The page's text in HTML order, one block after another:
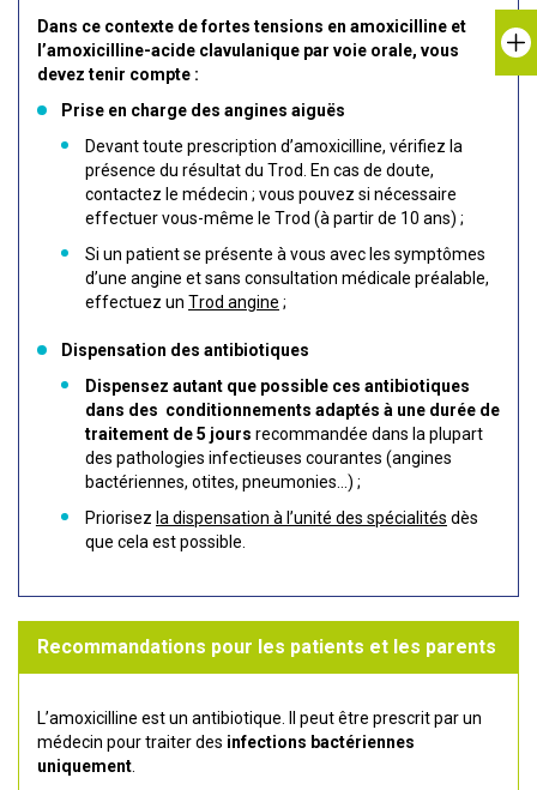
Dans ce contexte de fortes tensions en amoxicilline et
l’amoxicilline-acide clavulanique par voie orale, vous
devez tenir compte :
Prise en charge des angines aiguës
Devant toute prescription d’amoxicilline, vérifiez la
présence du résultat du Trod. En cas de doute,
contactez le médecin ; vous pouvez si nécessaire
effectuer vous-même le Trod (à partir de 10 ans) ;
Si un patient se présente à vous avec les symptômes
d’une angine et sans consultation médicale préalable,
effectuez un Trod angine ;
Dispensation des antibiotiques
Dispensez autant que possible ces antibiotiques
dans des conditionnements adaptés à une durée de
traitement de 5 jours recommandée dans la plupart
des pathologies infectieuses courantes (angines
bactériennes, otites, pneumonies…) ;
Priorisez la dispensation à l’unité des spécialités dès
que cela est possible.
Recommandations pour les patients et les parents
L’amoxicilline est un antibiotique. Il peut être prescrit par un
médecin pour traiter des infections bactériennes
uniquement